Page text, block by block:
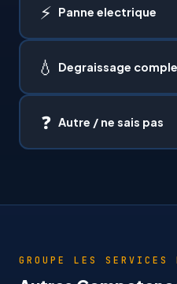
⚡ Panne electrique
💧 Degraissage
❓ Autre / ne sais pas
GROUPE LES SERVICES